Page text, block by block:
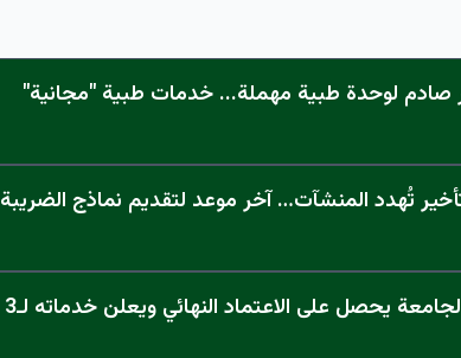
صادم لوحدة طبية مهملة... خدمات طبية "مجانية"
تُهدد المنشآت… آخر موعد لتقديم نماذج الضريبة
عاجل: القناة تنطلق... مركز أورام الجامعة يحصل على الاعتماد النهائي ويعلن خدماته لـ3